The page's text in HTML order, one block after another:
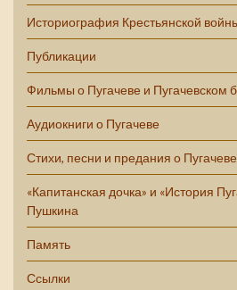
Историография Крестьянской
Публикации
Фильмы о Пугачеве и Пугачевском
Аудиокниги о Пугачеве
Стихи, песни и предания о Пугачеве
«Капитанская дочка» и «История
Пушкина
Память
Ссылки